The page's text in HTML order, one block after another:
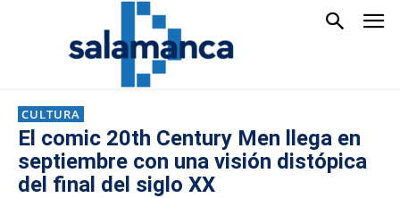
CULTURA
El comic 20th Century Men llega en
septiembre con una visión distópica
del final del siglo XX